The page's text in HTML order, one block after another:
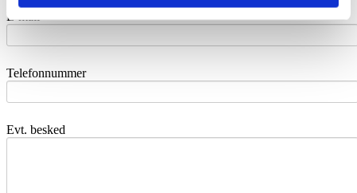
E-mail
Telefonnummer
Evt. besked